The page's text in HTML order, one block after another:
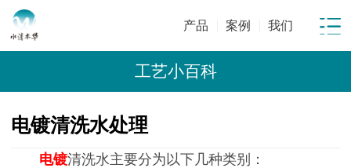
产品 案例 我们
工艺小百科
电镀清洗水处理
电镀清洗水主要分为以下几种类别：